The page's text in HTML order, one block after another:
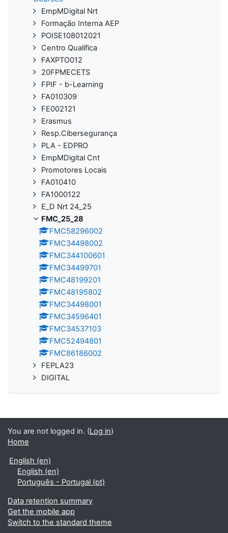
EmpMDigital Nrt
Formação Interna AEP
POISE108012021
Centro Qualifica
FAXPTO012
20FPMECETS
FPIF - b-Learning
FA010309
FE002121
Erasmus
Resp.Cibersegurança
PLA - EDPRO
EmpMDigital Cnt
Promotores Locais
FA010410
FA1000122
E_D Nrt 24_25
FMC_25_28
FMC58296002
FMC34498002
FMC344100601
FMC34499701
FMC48199201
FMC48195802
FMC34498001
FMC34596401
FMC34537103
FMC52494801
FMC86186002
FEPLA23
DIGITAL
You are not logged in. (Log in)
Home
English ‎(en)‎
English ‎(en)‎
Português - Portugal ‎(pt)‎
Data retention summary
Get the mobile app
Switch to the standard theme